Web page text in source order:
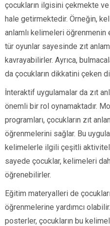
çocukların ilgisini çekmekte
hale getirmektedir. Örneğin,
anlamlı kelimeleri öğrenmenin
tür oyunlar sayesinde zıt
kavrayabilirler. Ayrıca,
da çocukların dikkatini çeken
İnteraktif uygulamalar da zıt
önemli bir rol oynamaktadır.
programları, çocukların zıt
öğrenmelerini sağlar. Bu
kelimelerle ilgili çeşitli
sayede çocuklar, kelimeleri
öğrenebilirler.
Eğitim materyalleri de
öğrenmelerine yardımcı
posterler, çocukların bu